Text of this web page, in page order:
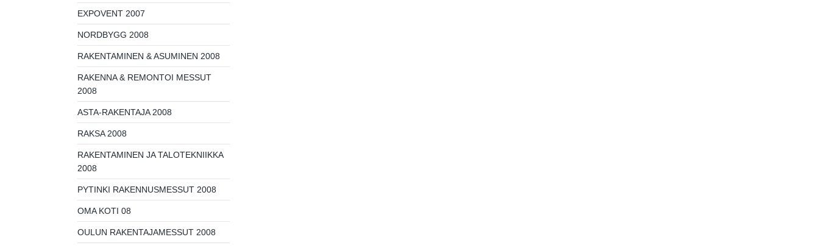
EXPOVENT 2007
NORDBYGG 2008
RAKENTAMINEN & ASUMINEN 2008
RAKENNA & REMONTOI MESSUT
2008
ASTA-RAKENTAJA 2008
RAKSA 2008
RAKENTAMINEN JA TALOTEKNIIKKA
2008
PYTINKI RAKENNUSMESSUT 2008
OMA KOTI 08
OULUN RAKENTAJAMESSUT 2008